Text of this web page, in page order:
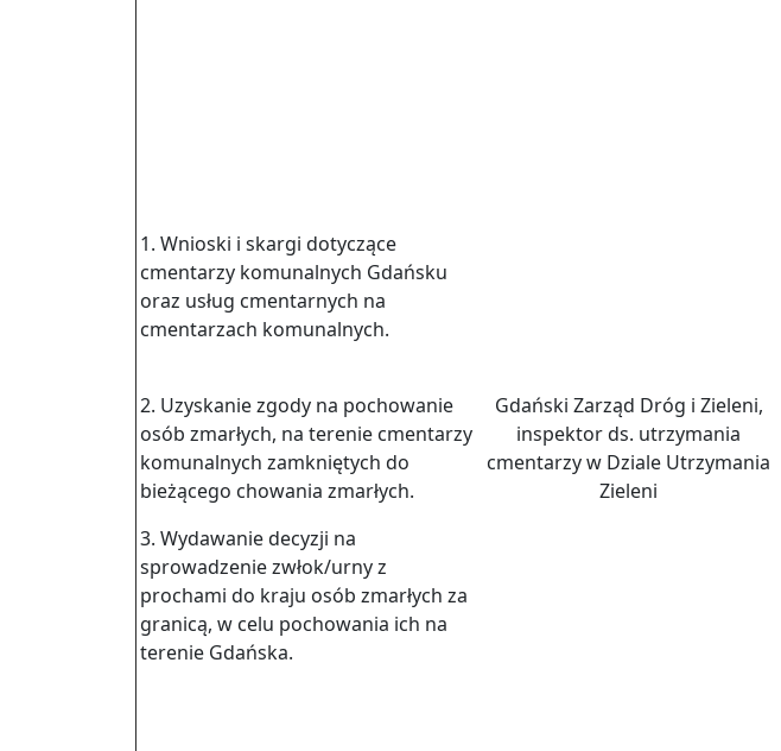
1. Wnioski i skargi dotyczące
cmentarzy komunalnych Gdańsku
oraz usług cmentarnych na
cmentarzach komunalnych.
2. Uzyskanie zgody na pochowanie
osób zmarłych, na terenie cmentarzy
komunalnych zamkniętych do
bieżącego chowania zmarłych.
3. Wydawanie decyzji na
sprowadzenie zwłok/urny z
prochami do kraju osób zmarłych za
granicą, w celu pochowania ich na
terenie Gdańska.
Gdański Zarząd Dróg i Zieleni,
inspektor ds. utrzymania
cmentarzy w Dziale Utrzymania
Zieleni